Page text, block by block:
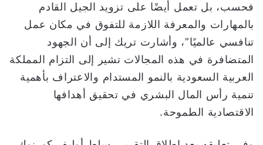
فحسب، بل تعمل أيضًا على تزويد الجيل القادم
بالمهارات والمعرفة اللازمة للتفوق في مكان عمل
تنافسي عالميًا”، وأشارت تريك إلى أن الجهود
المتضافرة في هذه المجالات تشير إلى التزام المملكة
العربية السعودية بالنمو المستدام والاعتراف بأهمية
تنمية رأس المال البشري في تحقيق أهدافها
الاقتصادية الطموحة.